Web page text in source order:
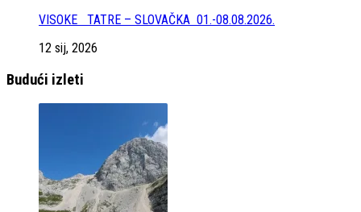
VISOKE TATRE – SLOVAČKA 01.-08.08.2026.
12 sij, 2026
Budući izleti